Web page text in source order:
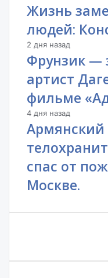
Жизнь
людей:
2 дня назад
Фрунзик —
артист
фильме
4 дня назад
Армянский
спас от
Москве.